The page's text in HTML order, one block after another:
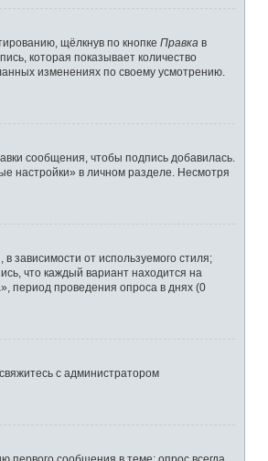
щёлкнув по кнопке Правка в
которая показывает количество
изменениях по своему усмотрению.
сообщения, чтобы подпись добавилась.
настройки» в личном разделе. Несмотря
зависимости от используемого стиля;
что каждый вариант находится на
период проведения опроса в днях (0
с администратором